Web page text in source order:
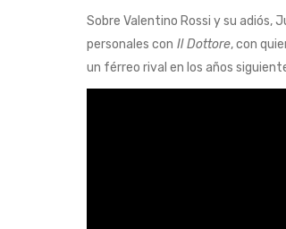
Sobre Valentino Rossi y su adiós,
personales con Il Dottore, con
un férreo rival en los años